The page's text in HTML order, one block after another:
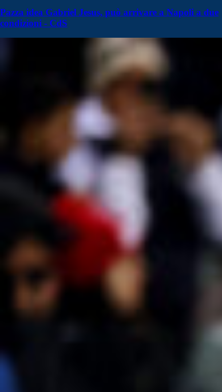
Pazza idea Gabriel Jesus, può arrivare a Napoli a due
condizioni - CdS